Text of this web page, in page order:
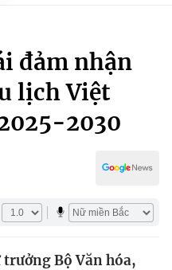
đảm nhận
lịch Việt
2030
Bộ Văn hóa,